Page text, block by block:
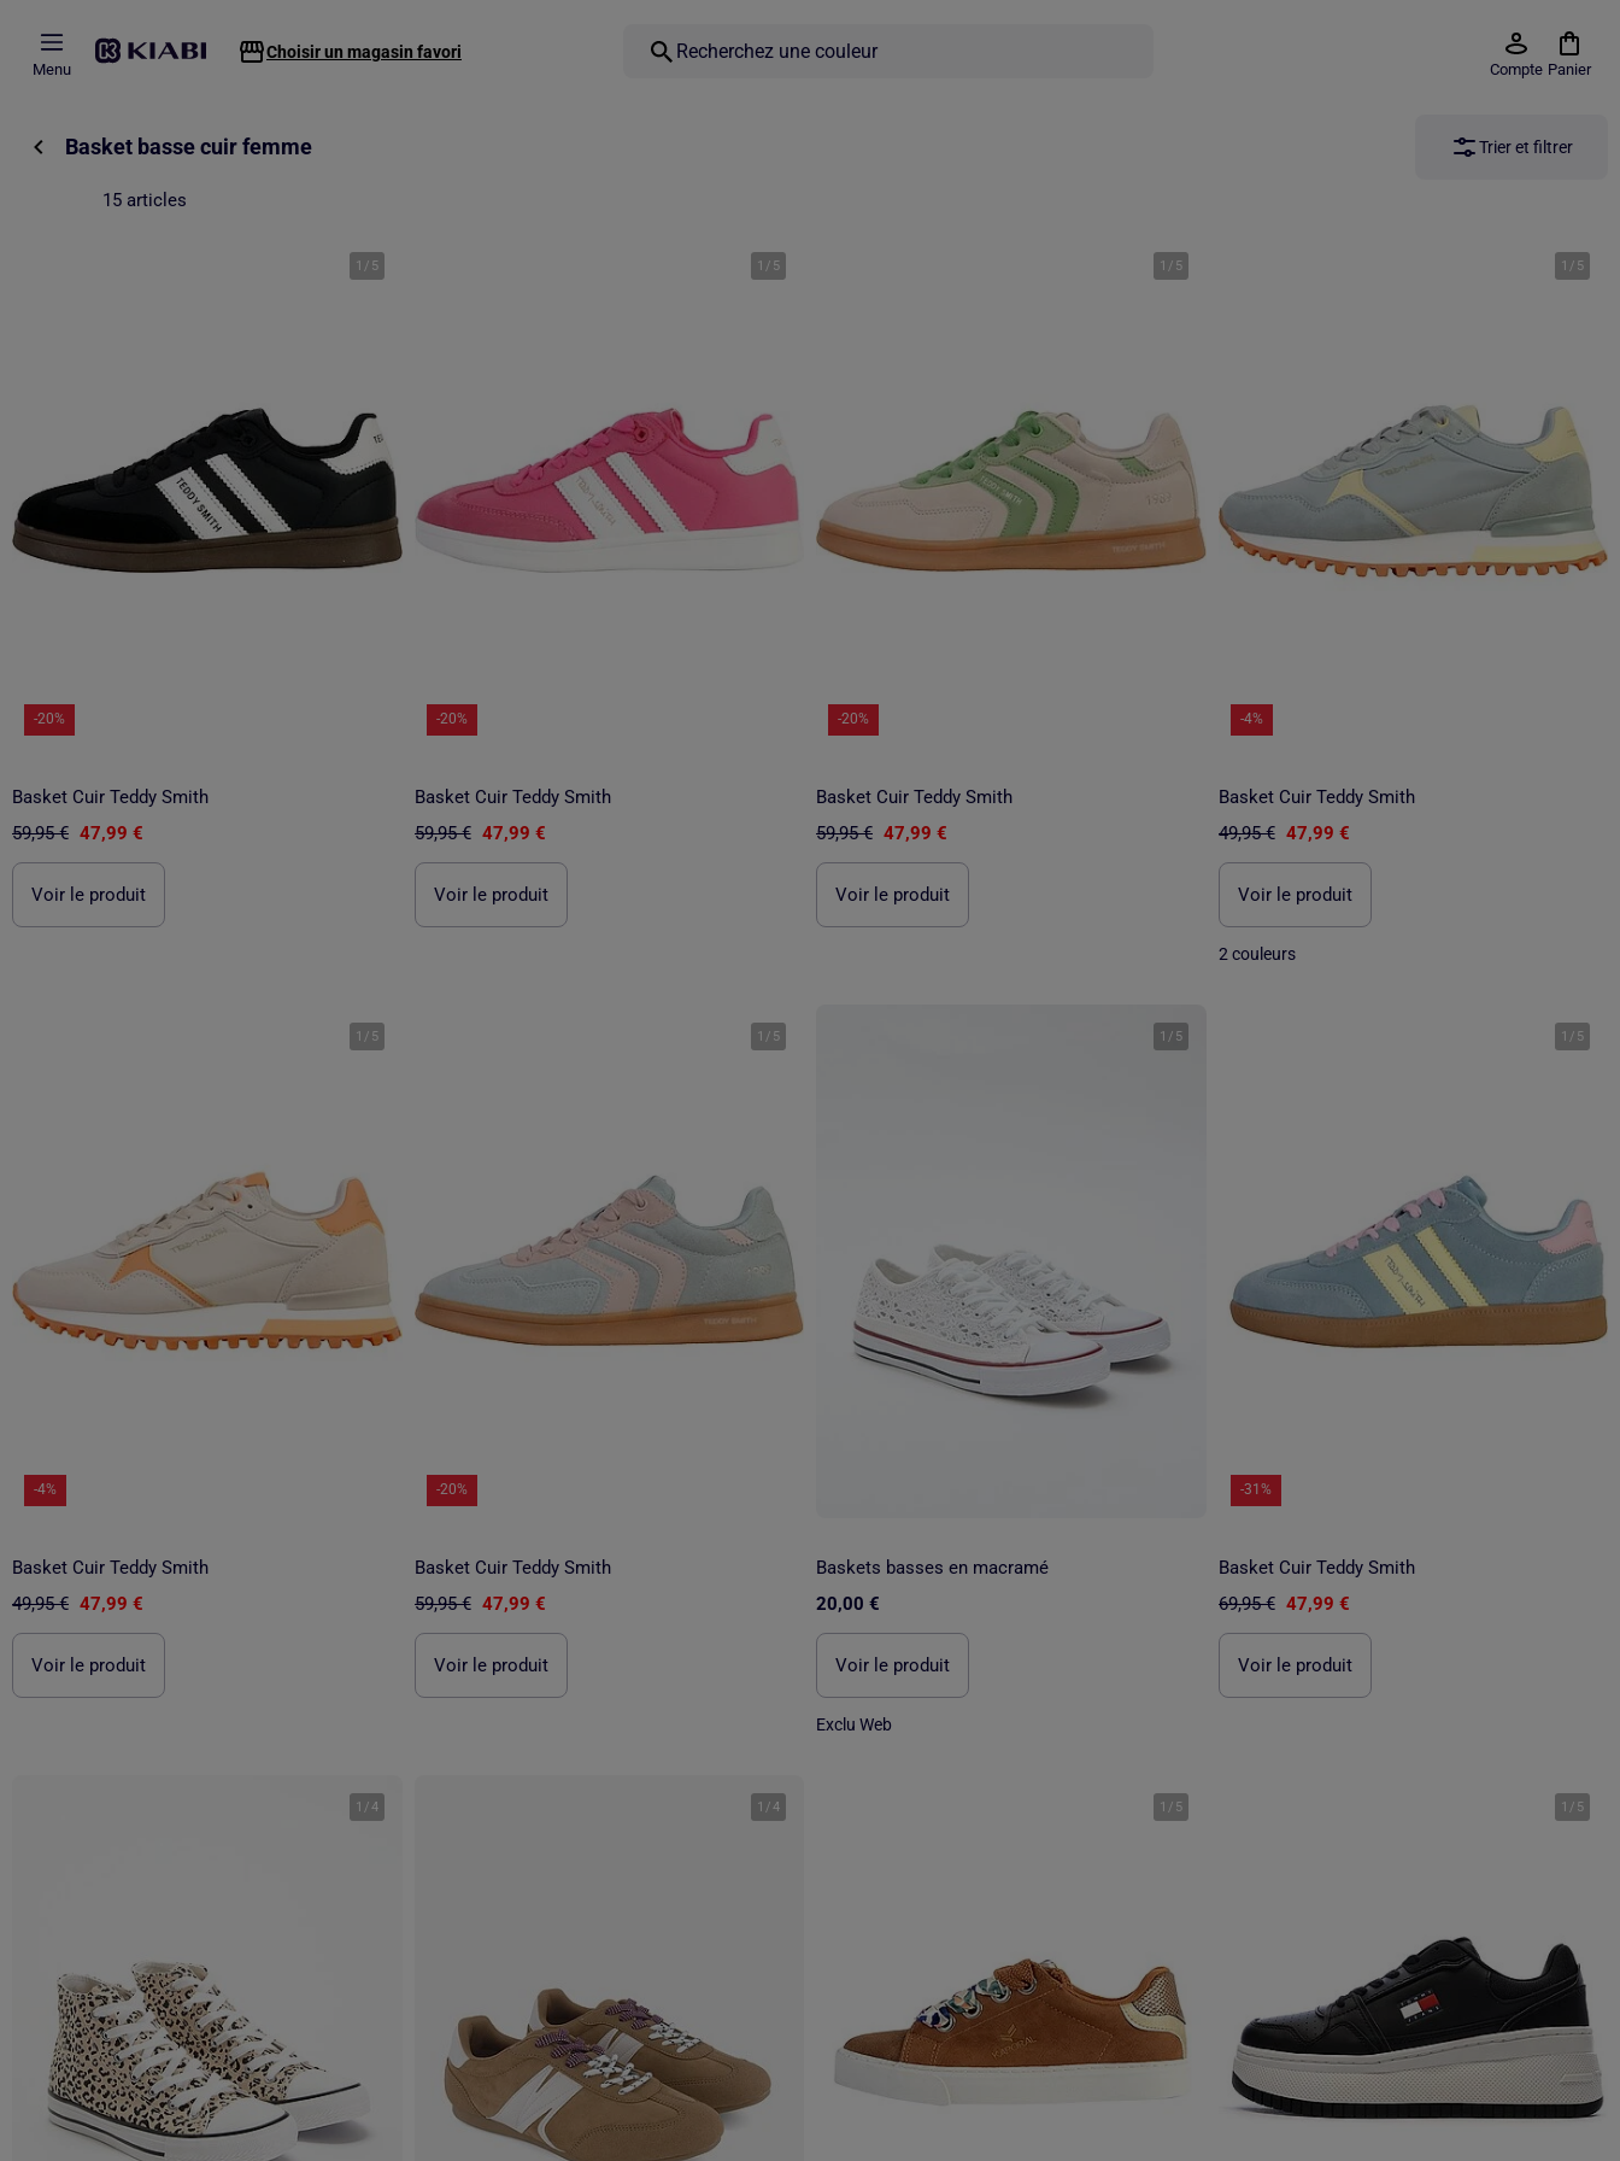
Menu
Choisir un magasin favori
Compte Panier
Basket basse cuir femme Trier et filtrer
15 articles
1 / 5
-20%
Basket Cuir Teddy Smith
59,95 € 47,99 €
Voir le produit
1 / 5
-20%
Basket Cuir Teddy Smith
59,95 € 47,99 €
Voir le produit
1 / 5
-20%
Basket Cuir Teddy Smith
59,95 € 47,99 €
Voir le produit
1 / 5
-4%
Basket Cuir Teddy Smith
49,95 € 47,99 €
Voir le produit
2 couleurs
1 / 5
-4%
Basket Cuir Teddy Smith
49,95 € 47,99 €
Voir le produit
1 / 5
-20%
Basket Cuir Teddy Smith
59,95 € 47,99 €
Voir le produit
1 / 5
Baskets basses en macramé
20,00 €
Voir le produit
Exclu Web
1 / 5
-31%
Basket Cuir Teddy Smith
69,95 € 47,99 €
Voir le produit
1 /4 1 /4 1 / 5 1 / 5